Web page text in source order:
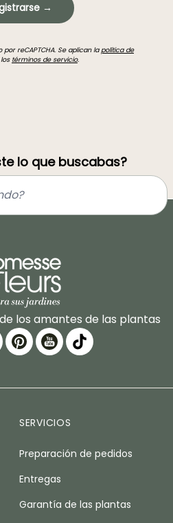
→
reCAPTCHA. Se aplican lapolítica de
términos de servicio.
lo que buscabas?
los amantes de las plantas
SERVICIOS
Preparación de pedidos
Entregas
Garantía de las plantas